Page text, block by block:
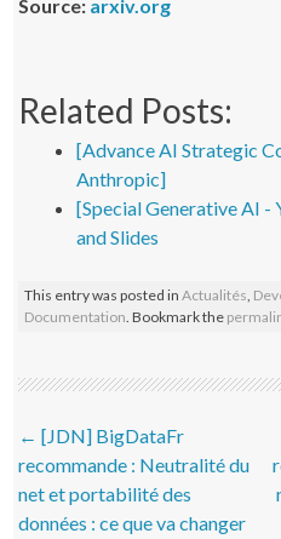
Source: arxiv.org
Related Posts:
[Advance AI Strategic
Anthropic]
[Special Generative AI -
and Slides
This entry was posted inActualités,
Documentation. Bookmark the
Post navigation
← [JDN] BigDataFr
recommande : Neutralité du
net et portabilité des
données : ce que va changer